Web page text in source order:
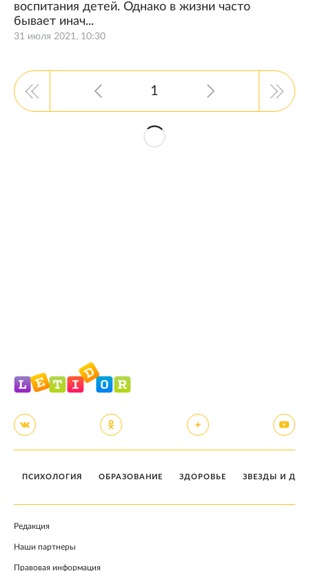
31 июля 2021, 10:30
воспитания детей. Однако в жизни часто
бывает инач...
1
ПСИХОЛОГИЯ ОБРАЗОВАНИЕ ЗДОРОВЬЕ ЗВЕЗДЫ И
Редакция
Наши партнеры
Правовая информация